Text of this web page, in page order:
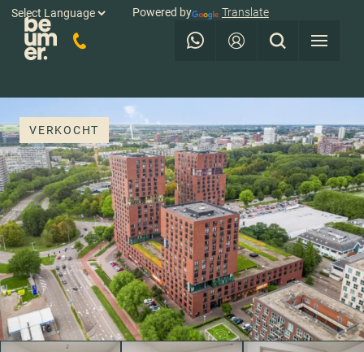
Powered by Translate
VERKOCHT